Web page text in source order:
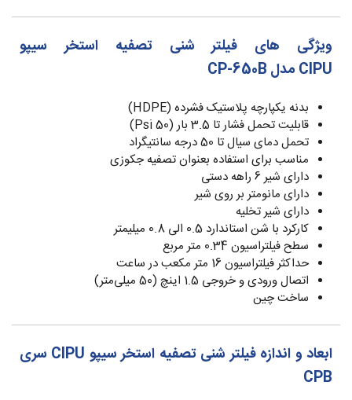
ویژگی های فیلتر شنی تصفیه استخر سیپو
CIPU مدل CP-650B
بدنه یکپارچه پلاستیک فشرده (HDPE)
قابلیت تحمل فشار تا 3.5 بار (50 Psi)
تحمل دمای سیال تا 50 درجه سانتیگراد
مناسب برای استفاده بعنوان تصفیه جکوزی
دارای شیر 6 راهه دستی
دارای مانومتر بر روی شیر
دارای شیر تخلیه
کارکرد با شن استاندارد 0.5 الی 0.8 میلیمتر
سطح فیلتراسیون 0.34 متر مربع
حداکثر فیلتراسیون 16 متر مکعب در ساعت
اتصال ورودی و خروجی 1.5 اینچ (50 میلی‌متر)
ساخت چین
ابعاد و اندازه فیلتر شنی تصفیه استخر سیپو CIPU سری
CPB